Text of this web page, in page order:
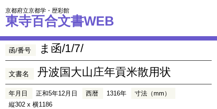
京都府立京都学・歴彩館
東寺百合文書WEB
函/番号 ま函/1/7/
文書名 丹波国大山庄年貢米散用状
年月日 正和5年12月日 西暦 1316年
寸法（mm）
縦302 x 横1186